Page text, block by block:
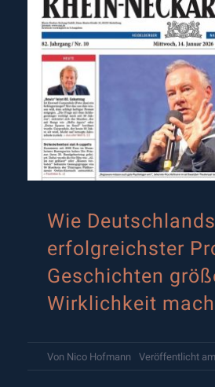
Wie Deutschlands
erfolgreichster
Geschichten
Wirklichkeit
Von Nico Hofmann Veröffentlicht